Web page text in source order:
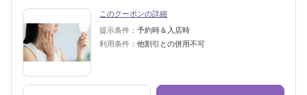
このクーポンの詳細
提示条件： 予約時＆入店時
利用条件： 他割引との併用不可